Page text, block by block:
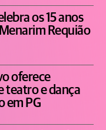
os 15 anos
Requião
oferece
teatro e dança
em PG